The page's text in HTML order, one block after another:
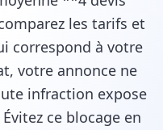
les tarifs et
correspond à votre
votre annonce ne
infraction expose
ce blocage en